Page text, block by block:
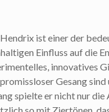
ist einer der
Einfluss auf die
innovatives
Gesang sind
spielte er nicht nur